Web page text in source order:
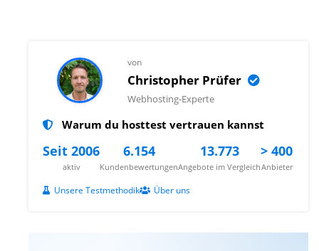
von
Christopher Prüfer
Webhosting-Experte
Warum du hosttest vertrauen kannst
Seit 2006
aktiv
6.154
Kundenbewertungen
13.773
Angebote im Vergleich
> 400
Anbieter
Unsere Testmethodik Über uns